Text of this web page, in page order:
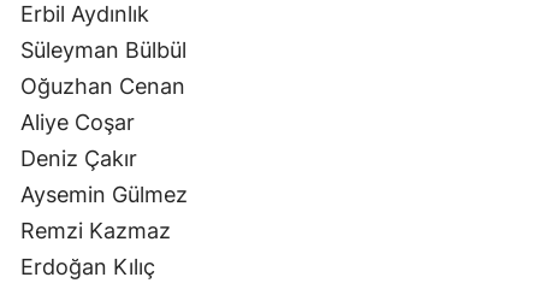
Erbil Aydınlık
Süleyman Bülbül
Oğuzhan Cenan
Aliye Coşar
Deniz Çakır
Aysemin Gülmez
Remzi Kazmaz
Erdoğan Kılıç